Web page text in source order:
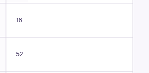
16
52